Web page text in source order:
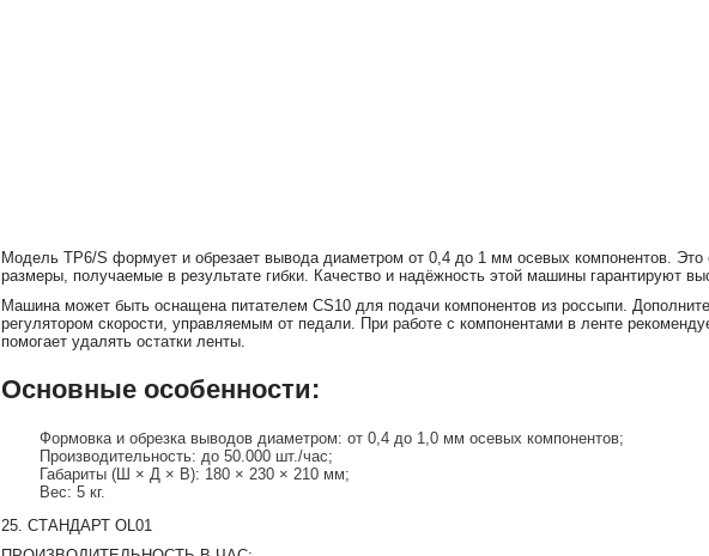
Модель TP6/S формует и обрезает вывода диаметром от 0,4 до 1 мм осевых компонентов. Это
размеры, получаемые в результате гибки. Качество и надёжность этой машины гарантируют
Машина может быть оснащена питателем CS10 для подачи компонентов из россыпи.
регулятором скорости, управляемым от педали. При работе с компонентами в ленте
помогает удалять остатки ленты.
Основные особенности:
Формовка и обрезка выводов диаметром: от 0,4 до 1,0 мм осевых компонентов;
Производительность: до 50.000 шт./час;
Габариты (Ш × Д × В): 180 × 230 × 210 мм;
Вес: 5 кг.
25. СТАНДАРТ OL01